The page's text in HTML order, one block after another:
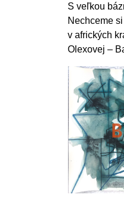
S veľkou
Nechceme
v afrických
Olexovej –